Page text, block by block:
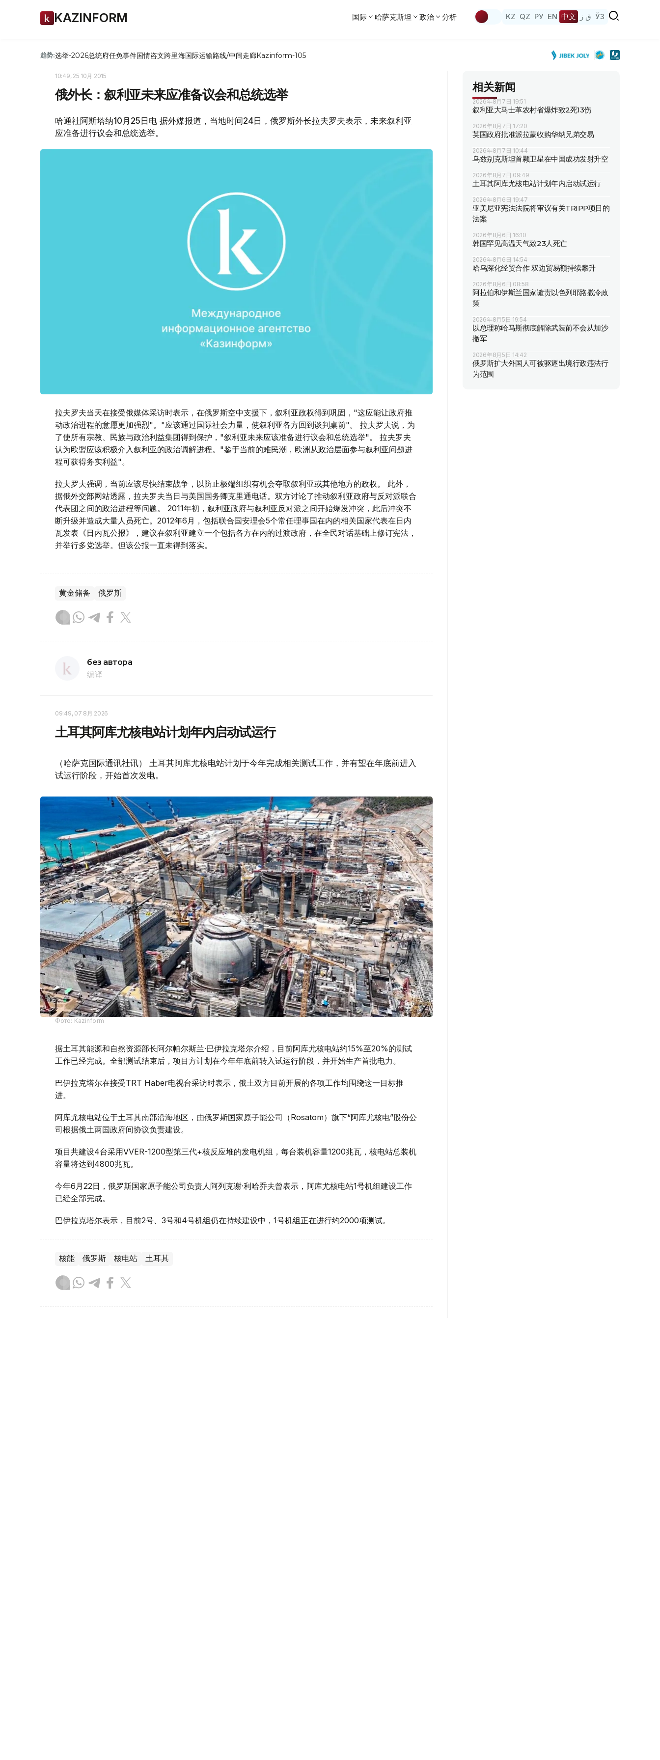
KAZINFORM 国际 哈萨克斯坦 政治 分析 KZ QZ РУ EN 中文 ق ز ЎЗ
趋势:选举-2026总统府任免事件国情咨文跨里海国际运输路线/中间走廊Kazinform-105
10:49, 25 10月 2015
俄外长：叙利亚未来应准备议会和总统选举
哈通社阿斯塔纳10月25日电 据外媒报道，当地时间24日，俄罗斯外长拉夫罗夫表示，未来叙利亚
应准备进行议会和总统选举。
拉夫罗夫当天在接受俄媒体采访时表示，在俄罗斯空中支援下，叙利亚政权得到巩固，"这应能让政府推
动政治进程的意愿更加强烈"。"应该通过国际社会力量，使叙利亚各方回到谈判桌前"。 拉夫罗夫说，为
了使所有宗教、民族与政治利益集团得到保护，"叙利亚未来应该准备进行议会和总统选举"。 拉夫罗夫
认为欧盟应该积极介入叙利亚的政治调解进程。"鉴于当前的难民潮，欧洲从政治层面参与叙利亚问题进
程可获得务实利益"。
拉夫罗夫强调，当前应该尽快结束战争，以防止极端组织有机会夺取叙利亚或其他地方的政权。 此外，
据俄外交部网站透露，拉夫罗夫当日与美国国务卿克里通电话。双方讨论了推动叙利亚政府与反对派联合
代表团之间的政治进程等问题。 2011年初，叙利亚政府与叙利亚反对派之间开始爆发冲突，此后冲突不
断升级并造成大量人员死亡。2012年6月，包括联合国安理会5个常任理事国在内的相关国家代表在日内
瓦发表《日内瓦公报》，建议在叙利亚建立一个包括各方在内的过渡政府，在全民对话基础上修订宪法，
并举行多党选举。但该公报一直未得到落实。
黄金储备 俄罗斯
без автора
编译
09:49, 07 8月 2026
土耳其阿库尤核电站计划年内启动试运行
（哈萨克国际通讯社讯） 土耳其阿库尤核电站计划于今年完成相关测试工作，并有望在年底前进入
试运行阶段，开始首次发电。
Фото: Kazinform
据土耳其能源和自然资源部长阿尔帕尔斯兰·巴伊拉克塔尔介绍，目前阿库尤核电站约15%至20%的测试
工作已经完成。全部测试结束后，项目方计划在今年年底前转入试运行阶段，并开始生产首批电力。
巴伊拉克塔尔在接受TRT Haber电视台采访时表示，俄土双方目前开展的各项工作均围绕这一目标推
进。
阿库尤核电站位于土耳其南部沿海地区，由俄罗斯国家原子能公司（Rosatom）旗下“阿库尤核电”股份公
司根据俄土两国政府间协议负责建设。
项目共建设4台采用VVER-1200型第三代+核反应堆的发电机组，每台装机容量1200兆瓦，核电站总装机
容量将达到4800兆瓦。
今年6月22日，俄罗斯国家原子能公司负责人阿列克谢·利哈乔夫曾表示，阿库尤核电站1号机组建设工作
已经全部完成。
巴伊拉克塔尔表示，目前2号、3号和4号机组仍在持续建设中，1号机组正在进行约2000项测试。
核能 俄罗斯 核电站 土耳其
相关新闻
2026年8月7日 19:51
叙利亚大马士革农村省爆炸致2死13伤
2026年8月7日 17:20
英国政府批准派拉蒙收购华纳兄弟交易
2026年8月7日 10:44
乌兹别克斯坦首颗卫星在中国成功发射升空
2026年8月7日 09:49
土耳其阿库尤核电站计划年内启动试运行
2026年8月6日 19:47
亚美尼亚宪法法院将审议有关TRIPP项目的
法案
2026年8月6日 16:10
韩国罕见高温天气致23人死亡
2026年8月6日 14:54
哈乌深化经贸合作 双边贸易额持续攀升
2026年8月6日 08:58
阿拉伯和伊斯兰国家谴责以色列耶路撒冷政
策
2026年8月5日 19:54
以总理称哈马斯彻底解除武装前不会从加沙
撤军
2026年8月5日 14:42
俄罗斯扩大外国人可被驱逐出境行政违法行
为范围